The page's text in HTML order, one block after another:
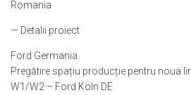
Romania
— Detalii proiect
Ford Germania
Pregătire spațiu producție pentru noua
W1/W2 – Ford Köln DE